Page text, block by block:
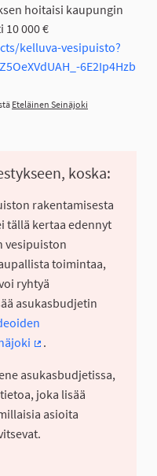
hoitaisi kaupungin
000 €
kelluva-vesipuisto?
6E2Ip4Hzb
Seinäjoki
Eteläinen Seinäjoki
koska:
rakentamisesta
tällä kertaa edennyt
vesipuiston
toimintaa,
ryhtyä
asukasbudjetin
.
asukasbudjetissa,
joka lisää
asioita